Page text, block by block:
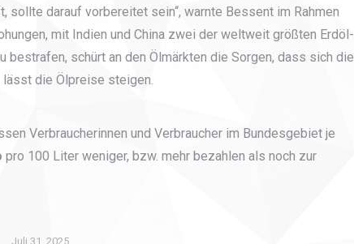
sollte darauf vorbereitet sein“, warnte Bessent im Rahmen
mit Indien und China zwei der weltweit größten Erdöl-
schürt an den Ölmärkten die Sorgen, dass sich die
die Ölpreise steigen.
Verbraucherinnen und Verbraucher im Bundesgebiet je
pro 100 Liter weniger, bzw. mehr bezahlen als noch zur
Juli 31, 2025